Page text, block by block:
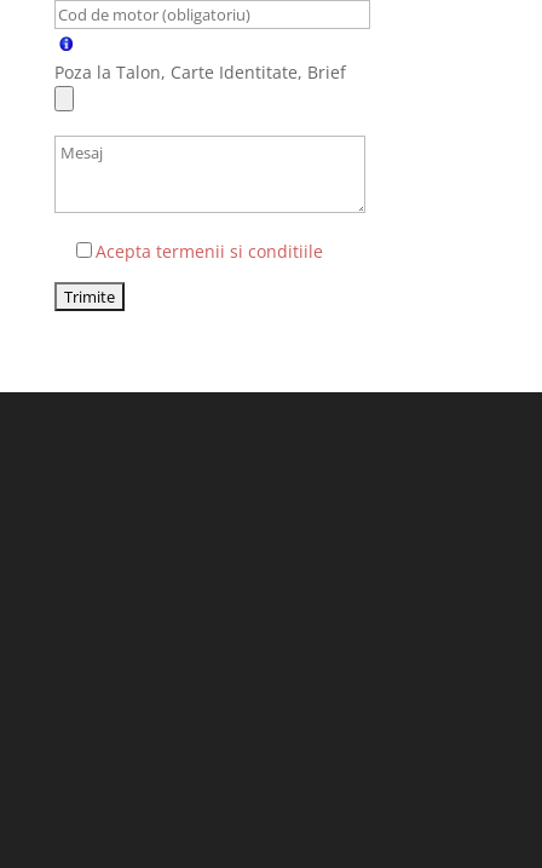
Poza la Talon, Carte Identitate, Brief
Acepta termenii si conditiile